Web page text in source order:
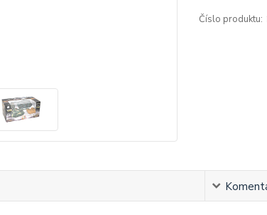
Číslo produktu: